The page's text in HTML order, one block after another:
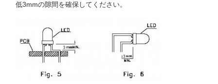
低3mmの隙間を確保してください。